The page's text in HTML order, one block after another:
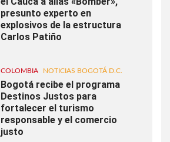
presunto experto en
explosivos de la estructura
Carlos Patiño
COLOMBIA NOTICIAS BOGOTÁ D.C.
Bogotá recibe el programa
Destinos Justos para
fortalecer el turismo
responsable y el comercio
justo